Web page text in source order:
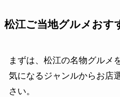
松江ご当地グルメおす
まずは、松江の名物グルメ
気になるジャンルからお店
さい。